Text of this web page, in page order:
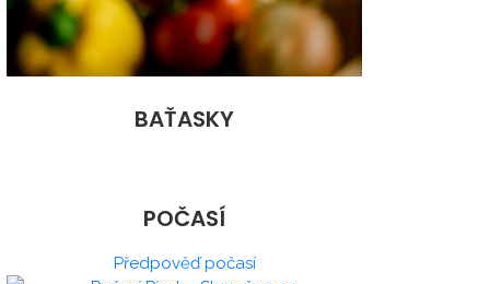
BAŤASKY
POČASÍ
Předpověď počasí